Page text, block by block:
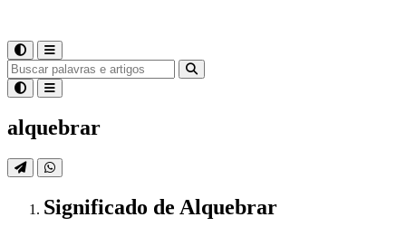
alquebrar
Significado de Alquebrar